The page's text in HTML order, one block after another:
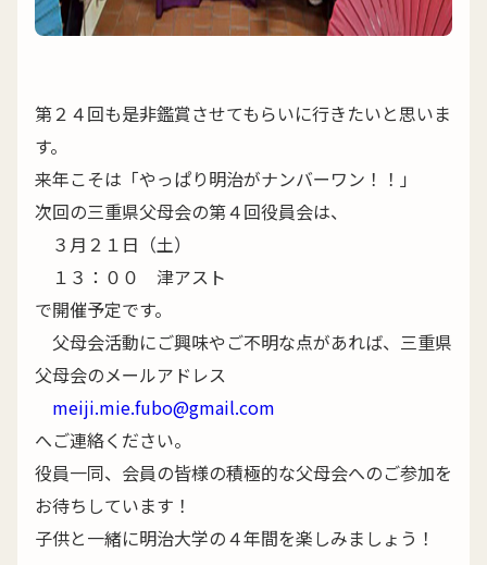
第２４回も是非鑑賞させてもらいに行きたいと思いま
す。
来年こそは「やっぱり明治がナンバーワン！！」
次回の三重県父母会の第４回役員会は、
３月２１日（土）
１３：００ 津アスト
で開催予定です。
父母会活動にご興味やご不明な点があれば、三重県
父母会のメールアドレス
meiji.mie.fubo@gmail.com
へご連絡ください。
役員一同、会員の皆様の積極的な父母会へのご参加を
お待ちしています！
子供と一緒に明治大学の４年間を楽しみましょう！